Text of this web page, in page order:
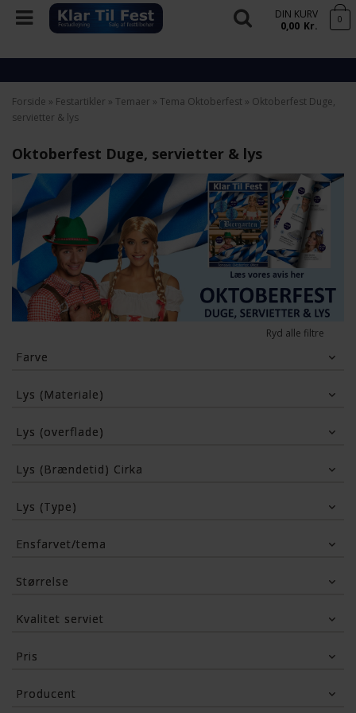
DIN KURV
0,00 Kr. 0
Forside » Festartikler » Temaer » Tema Oktoberfest » Oktoberfest Duge,
servietter & lys
Oktoberfest Duge, servietter & lys
Ryd alle filtre
Farve
Lys (Materiale)
Lys (overflade)
Lys (Brændetid) Cirka
Lys (Type)
Ensfarvet/tema
Størrelse
33x33 cm. (Frokostserviet)
Kvalitet serviet
Pris
Producent